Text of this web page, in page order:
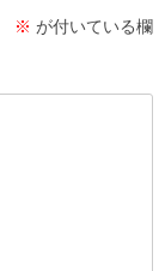
※ が付いている欄